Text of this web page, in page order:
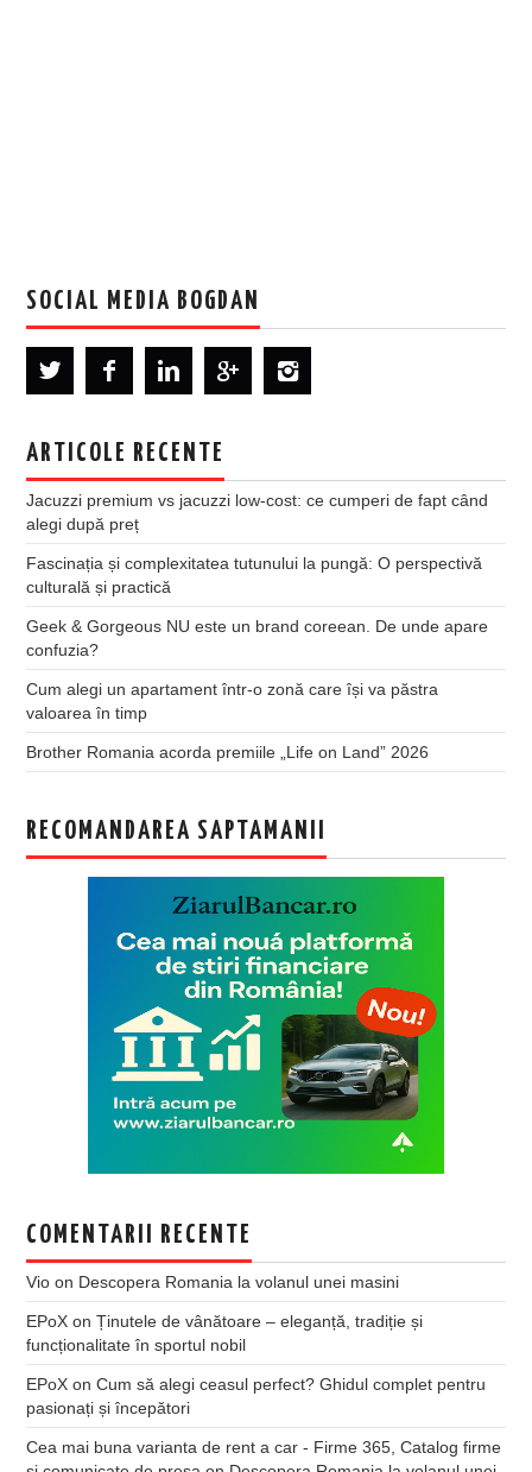
SOCIAL MEDIA BOGDAN
ARTICOLE RECENTE
Jacuzzi premium vs jacuzzi low-cost: ce cumperi de fapt când
alegi după preț
Fascinația și complexitatea tutunului la pungă: O perspectivă
culturală și practică
Geek & Gorgeous NU este un brand coreean. De unde apare
confuzia?
Cum alegi un apartament într-o zonă care își va păstra
valoarea în timp
Brother Romania acorda premiile „Life on Land” 2026
RECOMANDAREA SAPTAMANII
COMENTARII RECENTE
Vio on Descopera Romania la volanul unei masini
EPoX onȚinutele de vânătoare – eleganță, tradiție și
funcționalitate în sportul nobil
EPoX onCum să alegi ceasul perfect? Ghidul complet pentru
pasionați și începători
Cea mai buna varianta de rent a car - Firme 365, Catalog firme